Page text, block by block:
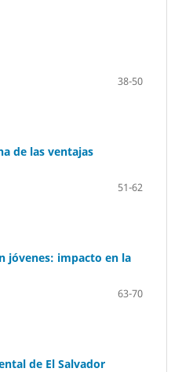
38-50
de las ventajas
51-62
jóvenes: impacto en la
63-70
de El Salvador